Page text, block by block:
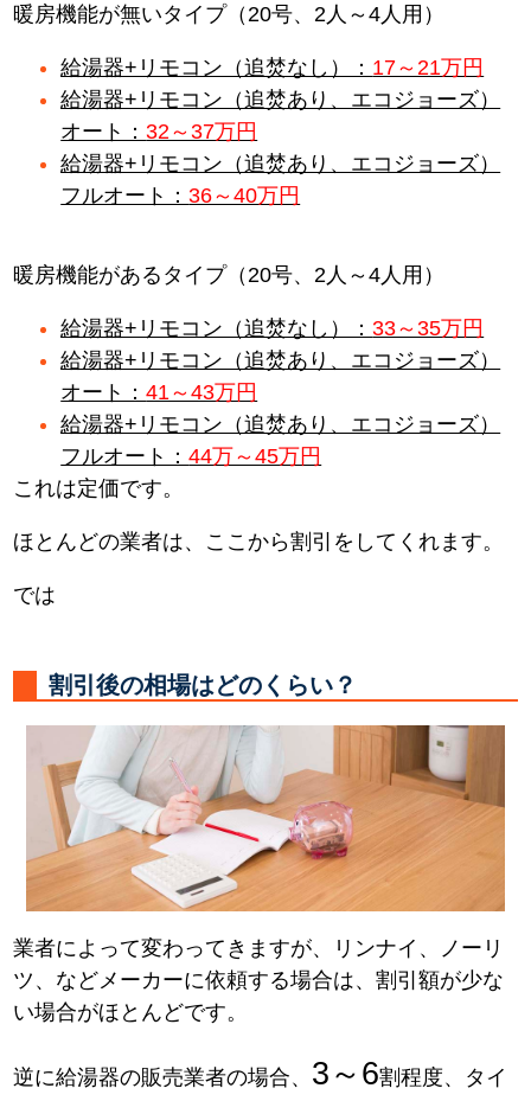
暖房機能が無いタイプ（20号、2人～4人用）
給湯器+リモコン（追焚なし）： 17～21万円
給湯器+リモコン（追焚あり、エコジョーズ）
オート：32～37万円
給湯器+リモコン（追焚あり、エコジョーズ）
フルオート：36～40万円
暖房機能があるタイプ（20号、2人～4人用）
給湯器+リモコン（追焚なし）：33～35万円
給湯器+リモコン（追焚あり、エコジョーズ）
オート：41～43万円
給湯器+リモコン（追焚あり、エコジョーズ）
フルオート：44万～45万円
これは定価です。
ほとんどの業者は、ここから割引をしてくれます。
では
割引後の相場はどのくらい？
業者によって変わってきますが、リンナイ、ノーリ
ツ、などメーカーに依頼する場合は、割引額が少な
い場合がほとんどです。
逆に給湯器の販売業者の場合、 3～6割程度、タイ